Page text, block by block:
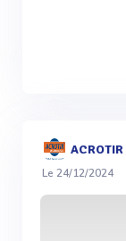
ACROTIR
Le 24/12/2024